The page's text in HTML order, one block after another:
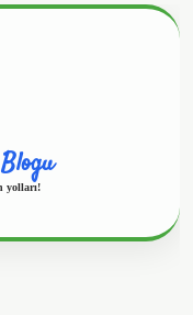
yolları!